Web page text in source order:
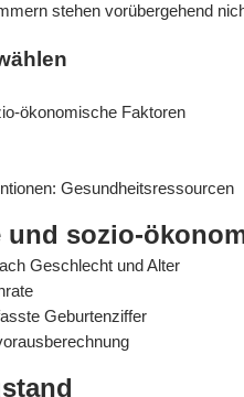
stehen vorübergehend
ökonomische Faktoren
Gesundheitsressourcen
und sozio-
Geschlecht und Alter
Geburtenziffer